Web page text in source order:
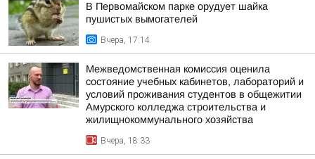
В Первомайском парке орудует шайка
пушистых вымогателей
Вчера, 17:14
Межведомственная комиссия оценила
состояние учебных кабинетов, лабораторий и
условий проживания студентов в общежитии
Амурского колледжа строительства и
жилищнокоммунального хозяйства
Вчера, 18:33